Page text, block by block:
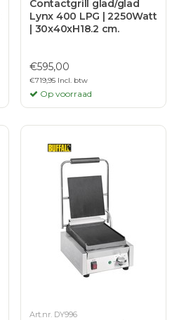
Contactgrill glad/glad
Lynx 400 LPG | 2250Watt
| 30x40xH18.2 cm.
€595,00
€719,95 Incl. btw
Op voorraad
Art.nr. DY996